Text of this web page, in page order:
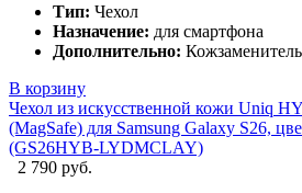
Тип: Чехол
Назначение: для смартфона
Дополнительно: Кожзаменитель
В корзину
Чехол из искусственной кожи Uniq
(MagSafe) для Samsung Galaxy S26,
(GS26HYB-LYDMCLAY)
2 790 руб.